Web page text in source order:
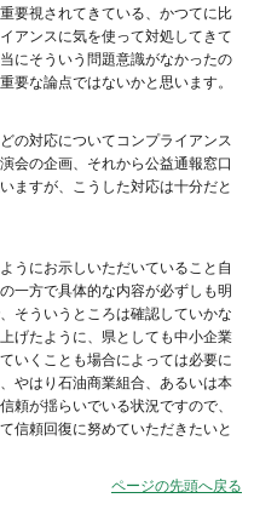
要視されてきている、かつてに比
アンスに気を使って対処してきて
にそういう問題意識がなかったの
要な論点ではないかと思います。
の対応についてコンプライアンス
会の企画、それから公益通報窓口
ますが、こうした対応は十分だと
うにお示しいただいていること自
一方で具体的な内容が必ずしも明
そういうところは確認していかな
げたように、県としても中小企業
いくことも場合によっては必要に
やはり石油商業組合、あるいは本
頼が揺らいでいる状況ですので、
信頼回復に努めていただきたいと
ページの先頭へ戻る